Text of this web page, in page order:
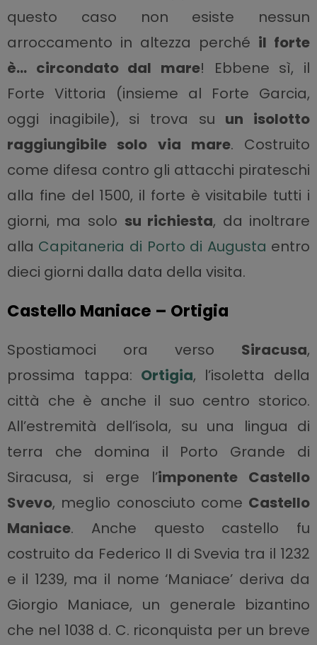
questo caso non esiste nessun
arroccamento in altezza perché il forte
è… circondato dal mare! Ebbene sì, il
Forte Vittoria (insieme al Forte Garcia,
oggi inagibile), si trova su un isolotto
raggiungibile solo via mare. Costruito
come difesa contro gli attacchi pirateschi
alla fine del 1500, il forte è visitabile tutti i
giorni, ma solo su richiesta, da inoltrare
alla Capitaneria di Porto di Augusta entro
dieci giorni dalla data della visita.
Castello Maniace – Ortigia
Spostiamoci ora verso Siracusa,
prossima tappa: Ortigia, l’isoletta della
città che è anche il suo centro storico.
All’estremità dell’isola, su una lingua di
terra che domina il Porto Grande di
Siracusa, si erge l’imponente Castello
Svevo, meglio conosciuto come Castello
Maniace. Anche questo castello fu
costruito da Federico II di Svevia tra il 1232
e il 1239, ma il nome ‘Maniace’ deriva da
Giorgio Maniace, un generale bizantino
che nel 1038 d. C. riconquista per un breve